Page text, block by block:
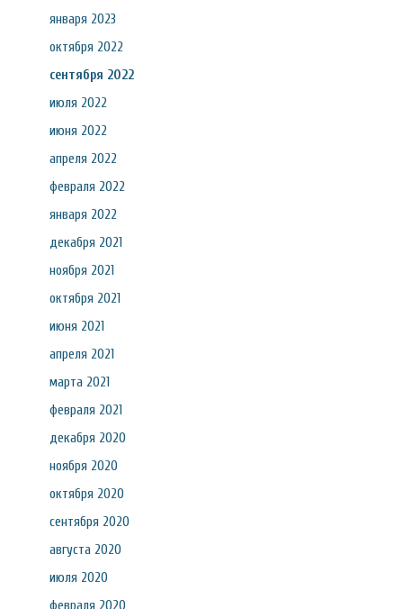
января 2023
октября 2022
сентября 2022
июля 2022
июня 2022
апреля 2022
февраля 2022
января 2022
декабря 2021
ноября 2021
октября 2021
июня 2021
апреля 2021
марта 2021
февраля 2021
декабря 2020
ноября 2020
октября 2020
сентября 2020
августа 2020
июля 2020
февраля 2020